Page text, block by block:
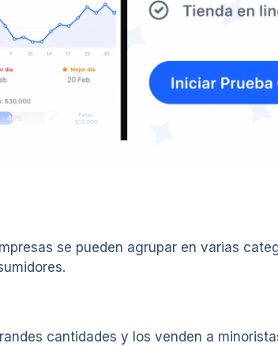
se pueden agrupar en varias
cantidades y los venden a